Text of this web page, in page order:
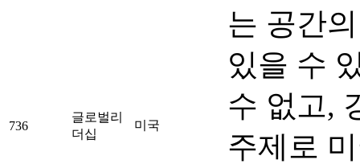
736
글로벌리
더십
미국
는 공간
있을 수
수 없고,
주제로